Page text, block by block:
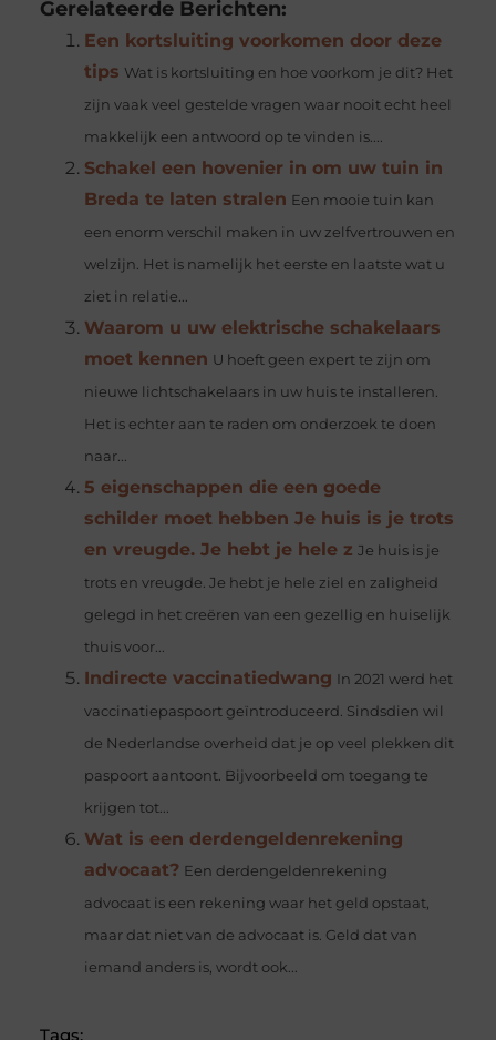
Gerelateerde Berichten:
Een kortsluiting voorkomen door deze
tips Wat is kortsluiting en hoe voorkom je dit? Het
zijn vaak veel gestelde vragen waar nooit echt heel
makkelijk een antwoord op te vinden is....
Schakel een hovenier in om uw tuin in
Breda te laten stralen Een mooie tuin kan
een enorm verschil maken in uw zelfvertrouwen en
welzijn. Het is namelijk het eerste en laatste wat u
ziet in relatie...
Waarom u uw elektrische schakelaars
moet kennen U hoeft geen expert te zijn om
nieuwe lichtschakelaars in uw huis te installeren.
Het is echter aan te raden om onderzoek te doen
naar...
5 eigenschappen die een goede
schilder moet hebben Je huis is je trots
en vreugde. Je hebt je hele z Je huis is je
trots en vreugde. Je hebt je hele ziel en zaligheid
gelegd in het creëren van een gezellig en huiselijk
thuis voor...
Indirecte vaccinatiedwang In 2021 werd het
vaccinatiepaspoort geïntroduceerd. Sindsdien wil
de Nederlandse overheid dat je op veel plekken dit
paspoort aantoont. Bijvoorbeeld om toegang te
krijgen tot...
Wat is een derdengeldenrekening
advocaat? Een derdengeldenrekening
advocaat is een rekening waar het geld opstaat,
maar dat niet van de advocaat is. Geld dat van
iemand anders is, wordt ook...
Tags: